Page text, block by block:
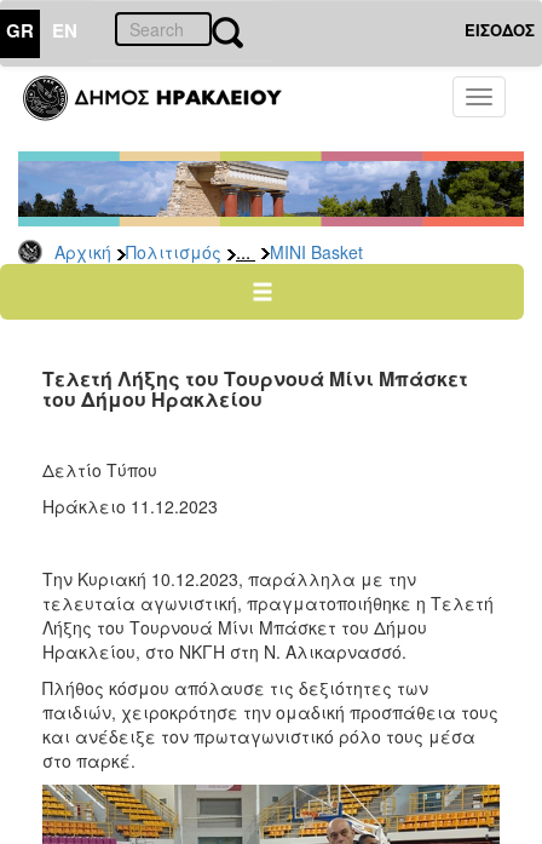
GR EN ΕΙΣΟΔΟΣ
Toggle
Αρχική Πολιτισμός ... ΜΙΝΙ Basket
ΠΟΛΙΤΙΣΜΟΣ
Ποδήλατα
ΤΟΠΟΣ
ΔΗΜΟΣ
ΠΟΛΗ
Τελετή Λήξης του Τουρνουά Μίνι Μπάσκετ
του Δήμου Ηρακλείου
Δελτίο Τύπου
Ηράκλειο 11.12.2023
Την Κυριακή 10.12.2023, παράλληλα με την
τελευταία αγωνιστική, πραγματοποιήθηκε η Τελετή
Λήξης του Τουρνουά Μίνι Μπάσκετ του Δήμου
Ηρακλείου, στο ΝΚΓΗ στη Ν. Αλικαρνασσό.
Πλήθος κόσμου απόλαυσε τις δεξιότητες των
παιδιών, χειροκρότησε την ομαδική προσπάθεια τους
και ανέδειξε τον πρωταγωνιστικό ρόλο τους μέσα
στο παρκέ.